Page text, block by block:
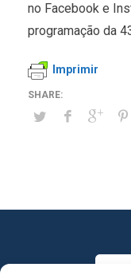
no Facebook e
programação da
Imprimir